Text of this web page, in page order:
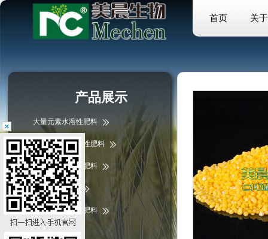
首页 关
产品展示
大量元素水溶性肥料
中微量元素水溶性肥料
微量元素水溶性肥料
掺混肥/复合肥
含腐植酸水溶性肥料
液体肥料